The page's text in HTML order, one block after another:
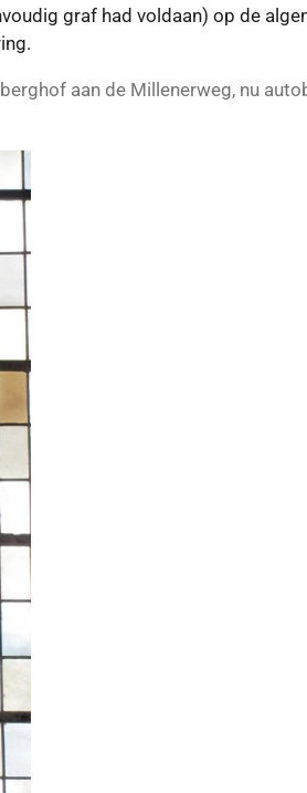
graf had voldaan) op de
aan de Millenerweg, nu